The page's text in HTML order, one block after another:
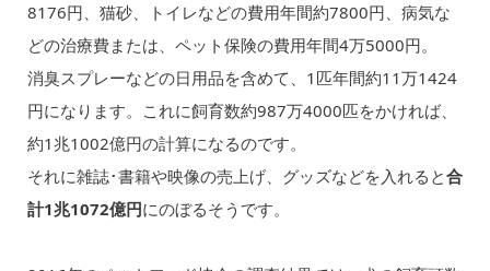
8176円、猫砂、トイレなどの費用年間約7800円、病気な
どの治療費または、ペット保険の費用年間4万5000円。
消臭スプレーなどの日用品を含めて、1匹年間約11万1424
円になります。これに飼育数約987万4000匹をかければ、
約1兆1002億円の計算になるのです。
それに雑誌･書籍や映像の売上げ、グッズなどを入れると合
計1兆1072億円にのぼるそうです。